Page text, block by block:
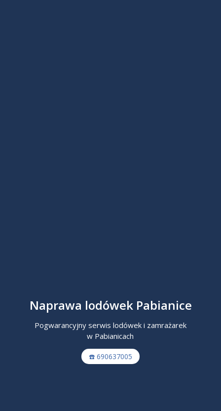
Naprawa lodówek Pabianice
Pogwarancyjny serwis lodówek i zamrażarek
w Pabianicach
☎️ 690637005